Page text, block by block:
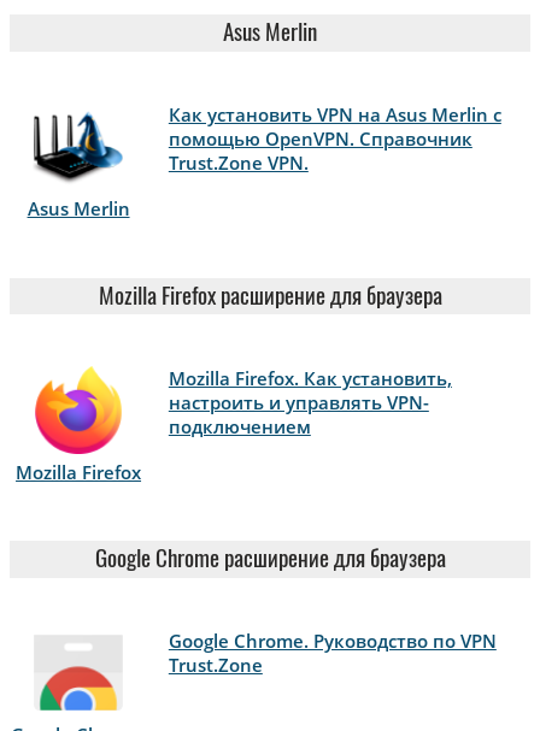
Asus Merlin
Asus Merlin
Как установить VPN на Asus Merlin с
помощью OpenVPN. Справочник
Trust.Zone VPN.
Mozilla Firefox расширение для браузера
Mozilla Firefox
Mozilla Firefox. Как установить,
настроить и управлять VPN-
подключением
Google Chrome расширение для браузера
Google Chrome. Руководство по VPN
Trust.Zone